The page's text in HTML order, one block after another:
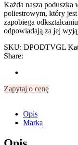
Każda nasza poduszka
poliestrowym, który
zapobiega
odpowiadają za jej
SKU: DPODTVGL
Share:
Zapytaj o cenę
Opis
Marka